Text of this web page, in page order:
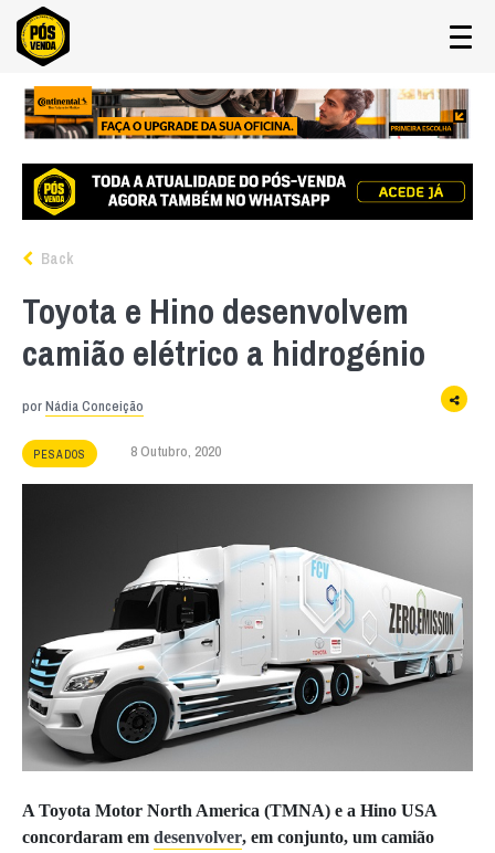
Back
Toyota e Hino desenvolvem
camião elétrico a hidrogénio
porNádia Conceição
PESADOS 8 Outubro, 2020
A Toyota Motor North America (TMNA) e a Hino USA
concordaram em desenvolver, em conjunto, um camião